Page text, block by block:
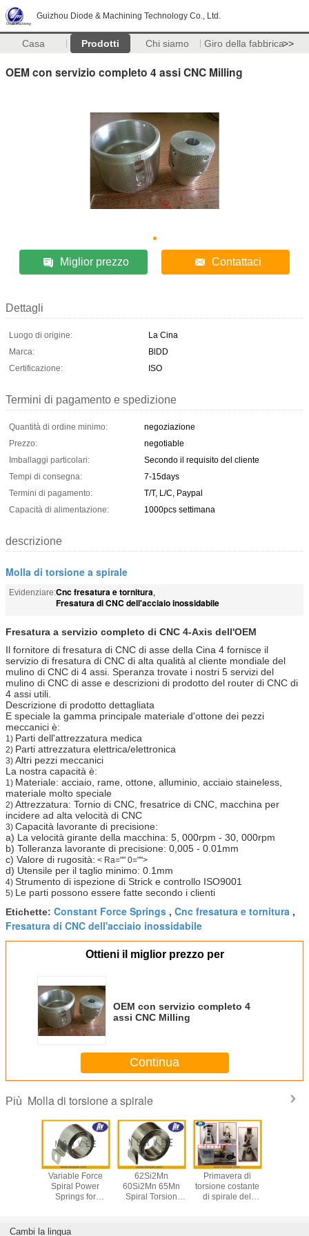
Guizhou Diode & Machining Technology Co., Ltd.
Casa Prodotti Chi siamo Giro della fabbrica>>
OEM con servizio completo 4 assi CNC Milling
Miglior prezzo Contattaci
Dettagli
Luogo di origine:
La Cina
Marca:
BlDD
Certificazione:
ISO
Termini di pagamento e spedizione
Quantità di ordine minimo:
negoziazione
Prezzo:
negotiable
Imballaggi particolari:
Secondo il requisito del cliente
Tempi di consegna:
7-15days
Termini di pagamento:
T/T, L/C, Paypal
Capacità di alimentazione:
1000pcs settimana
descrizione
Molla di torsione a spirale
Evidenziare:Cnc fresatura e tornitura,
Fresatura di CNC dell'acciaio inossidabile
Fresatura a servizio completo di CNC 4-Axis dell'OEM
Il fornitore di fresatura di CNC di asse della Cina 4 fornisce il
servizio di fresatura di CNC di alta qualità al cliente mondiale del
mulino di CNC di 4 assi. Speranza trovate i nostri 5 servizi del
mulino di CNC di asse e descrizioni di prodotto del router di CNC di
4 assi utili.
Descrizione di prodotto dettagliata
E speciale la gamma principale materiale d'ottone dei pezzi
meccanici è:
1) Parti dell'attrezzatura medica
2) Parti attrezzatura elettrica/elettronica
3) Altri pezzi meccanici
La nostra capacità è:
1) Materiale: acciaio, rame, ottone, alluminio, acciaio staineless,
materiale molto speciale
2) Attrezzatura: Tornio di CNC, fresatrice di CNC, macchina per
incidere ad alta velocità di CNC
3) Capacità lavorante di precisione:
a) La velocità girante della macchina: 5, 000rpm - 30, 000rpm
b) Tolleranza lavorante di precisione: 0,005 - 0.01mm
c) Valore di rugosità: < Ra="" 0="">
d) Utensile per il taglio minimo: 0.1mm
4) Strumento di ispezione di Strick e controllo ISO9001
5) Le parti possono essere fatte secondo i clienti
Etichette: Constant Force Springs , Cnc fresatura e tornitura ,
Fresatura di CNC dell'acciaio inossidabile
Ottieni il miglior prezzo per
OEM con servizio completo 4
assi CNC Milling
Continua
Più Molla di torsione a spirale
Variable Force
Spiral Power
Springs for
62Si2Mn
60Si2Mn 65Mn
Spiral Torsion
Primavera di
torsione costante
di spirale del
Cambi la lingua